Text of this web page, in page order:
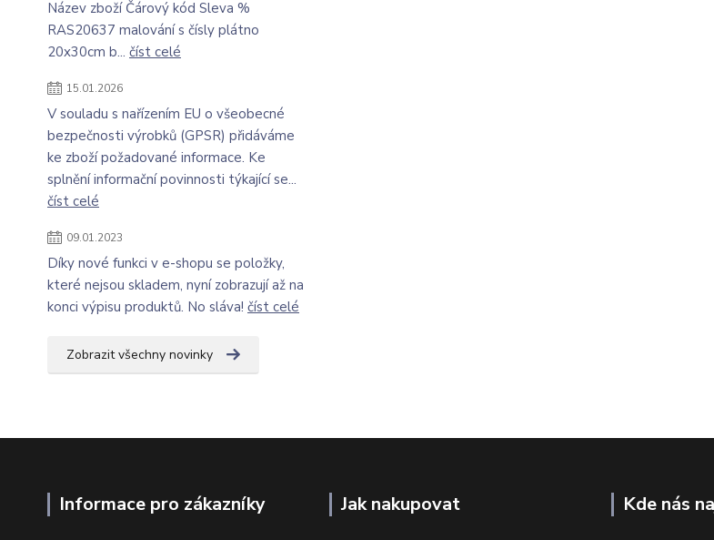
Název zboží Čárový kód Sleva %
RAS20637 malování s čísly plátno
20x30cm b... číst celé
15.01.2026
V souladu s nařízením EU o všeobecné
bezpečnosti výrobků (GPSR) přidáváme
ke zboží požadované informace. Ke
splnění informační povinnosti týkající se...
číst celé
09.01.2023
Díky nové funkci v e-shopu se položky,
které nejsou skladem, nyní zobrazují až na
konci výpisu produktů. No sláva! číst celé
Zobrazit všechny novinky
Informace pro zákazníky Jak nakupovat Kde nás